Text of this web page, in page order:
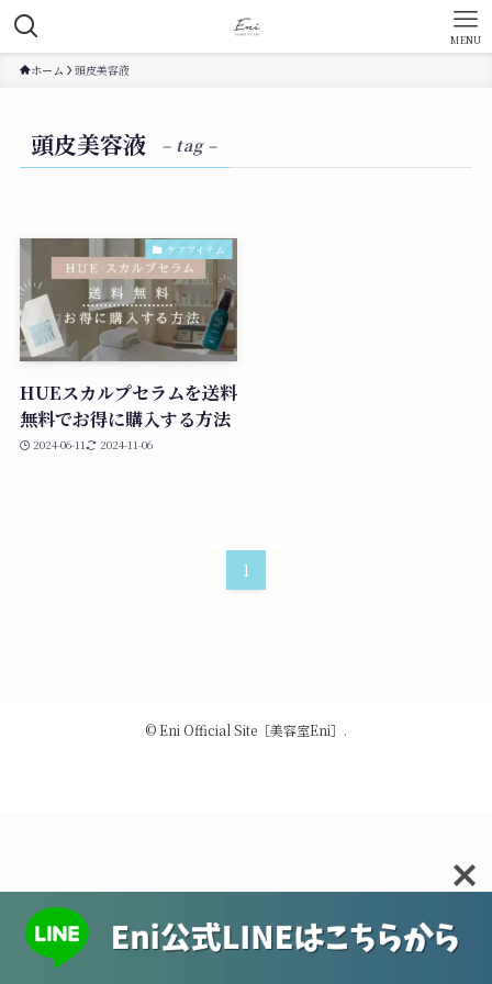
MENU
ホーム 頭皮美容液
頭皮美容液 – tag –
ケアアイテム
HUEスカルプセラムを送料
無料でお得に購入する方法
2024-06-11 2024-11-06
1
©Eni Official Site［美容室Eni］.